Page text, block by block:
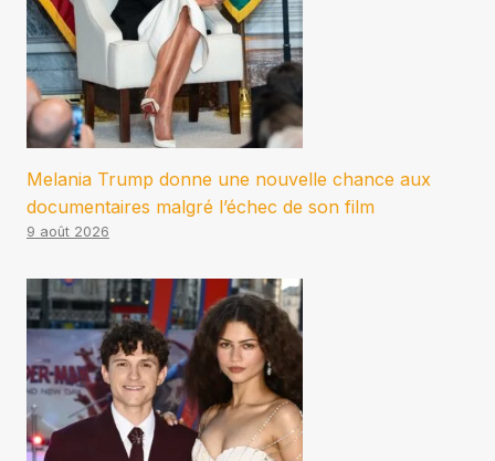
Melania Trump donne une nouvelle chance aux
documentaires malgré l’échec de son film
9 août 2026